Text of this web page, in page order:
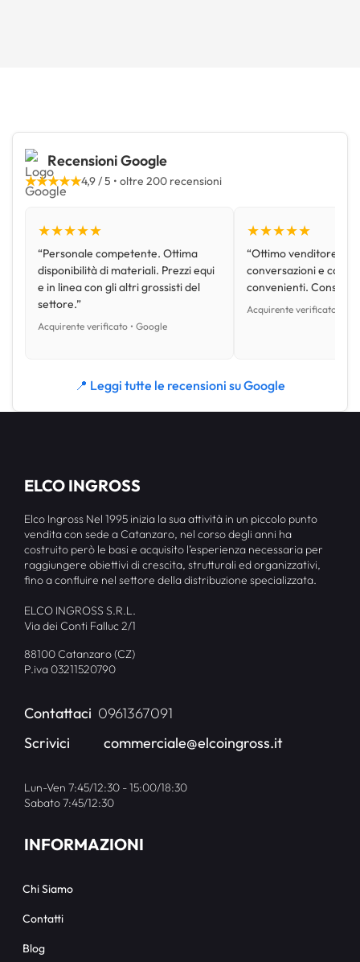
Recensioni Google
★★★★★4,9 / 5 • oltre 200 recensioni
★★★★★
“Personale competente. Ottima
disponibilità di materiali. Prezzi equi
e in linea con gli altri grossisti del
settore.”
Acquirente verificato • Google
★★★★★
“Ottimo venditore,
conversazioni e con
convenienti.
Acquirente verificato •
📍 Leggi tutte le recensioni su Google
ELCO INGROSS
Elco Ingross Nel 1995 inizia la sua attività in un piccolo punto
vendita con sede a Catanzaro, nel corso degli anni ha
costruito però le basi e acquisito l’esperienza necessaria per
raggiungere obiettivi di crescita, strutturali ed organizzativi,
fino a confluire nel settore della distribuzione specializzata.
ELCO INGROSS S.R.L.
Via dei Conti Falluc 2/1
88100 Catanzaro (CZ)
P.iva 03211520790
Contattaci 0961367091
Scrivici
commerciale@elcoingross.it
Lun-Ven 7:45/12:30 - 15:00/18:30
Sabato 7:45/12:30
INFORMAZIONI
Chi Siamo
Contatti
Blog